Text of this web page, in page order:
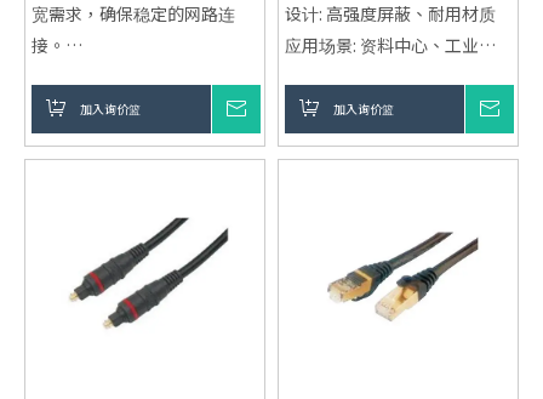
宽需求，确保稳定的网路连
接。
术，有效减少来自外部的电磁
干扰，保证数据的纯净传输。
合需要频繁调整和移动的环
多样应用场景：适用于资料中
心、工业控制、家庭高效能网
加入询价篮
设计: 高强度屏蔽、耐用材质
应用场景: 资料中心、工业自
加入询价篮